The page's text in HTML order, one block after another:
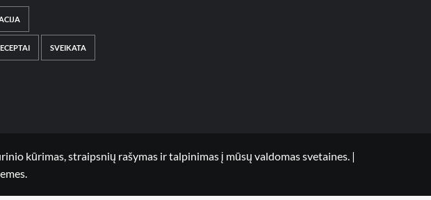
SVEIKATA
kūrimas, straipsnių rašymas ir talpinimas į mūsų valdomas svetaines. |